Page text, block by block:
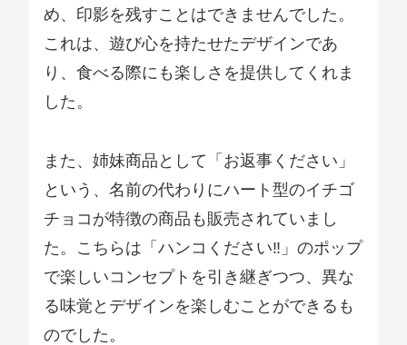
め、印影を残すことはできませんでした。
これは、遊び心を持たせたデザインであ
り、食べる際にも楽しさを提供してくれま
した。
また、姉妹商品として「お返事ください」
という、名前の代わりにハート型のイチゴ
チョコが特徴の商品も販売されていまし
た。こちらは「ハンコください‼」のポップ
で楽しいコンセプトを引き継ぎつつ、異な
る味覚とデザインを楽しむことができるも
のでした。